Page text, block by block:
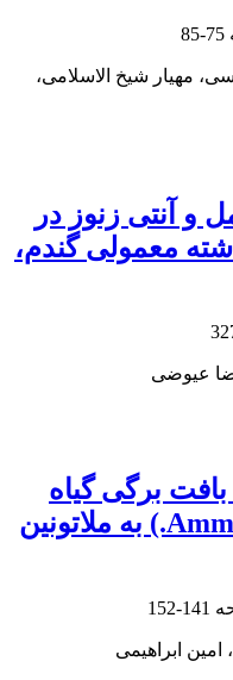
75-85
مهیار شیخ الاسلامی،
و آنتی زنوز در
معمولی گندم،
عیوضی
برگی گیاه
وایه گل سفید (Ammi majus L.) به ملاتونین
141-152
ابراهیمی